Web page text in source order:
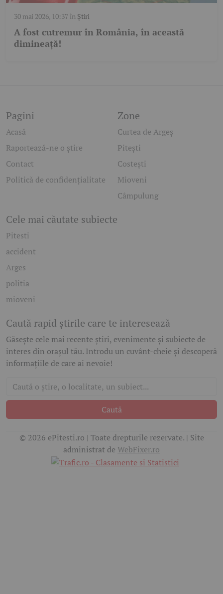
30 mai 2026, 10:37în Știri
A fost cutremur în România, în această
dimineață!
Pagini
Acasă
Raportează-ne o știre
Contact
Politică de confidențialitate
Zone
Curtea de Argeș
Pitești
Costești
Mioveni
Câmpulung
Cele mai căutate subiecte
Pitesti
accident
Arges
politia
mioveni
Caută rapid știrile care te interesează
Găsește cele mai recente știri, evenimente și subiecte de
interes din orașul tău. Introdu un cuvânt-cheie și descoperă
informațiile de care ai nevoie!
Caută
© 2026 ePitesti.ro | Toate drepturile rezervate. | Site
administrat de WebFixer.ro